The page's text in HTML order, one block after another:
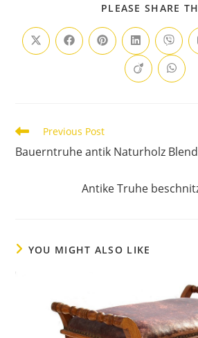
PLEASE SHARE
Previous Post
Bauerntruhe antik Naturholz
Antike Truhe
YOU MIGHT ALSO LIKE